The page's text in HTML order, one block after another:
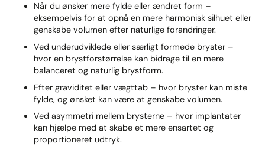
Når du ønsker mere fylde eller ændret form –
eksempelvis for at opnå en mere harmonisk silhuet eller
genskabe volumen efter naturlige forandringer.
Ved underudviklede eller særligt formede bryster –
hvor en brystforstørrelse kan bidrage til en mere
balanceret og naturlig brystform.
Efter graviditet eller vægttab – hvor bryster kan miste
fylde, og ønsket kan være at genskabe volumen.
Ved asymmetri mellem brysterne – hvor implantater
kan hjælpe med at skabe et mere ensartet og
proportioneret udtryk.